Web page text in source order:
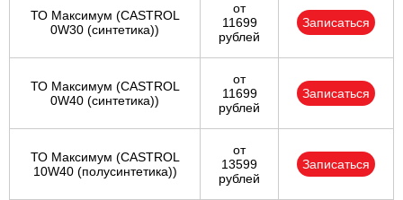
ТО Максимум (CASTROL
0W30 (синтетика))
от
11699
рублей
Записаться
ТО Максимум (CASTROL
0W40 (синтетика))
от
11699
рублей
Записаться
ТО Максимум (CASTROL
10W40 (полусинтетика))
от
13599
рублей
Записаться